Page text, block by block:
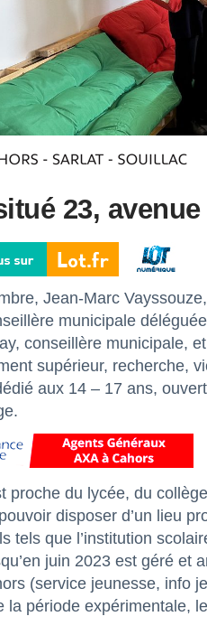
23,
Jean-Marc
municipale
conseillère municipale,
supérieur, recherche,
aux 14 – 17 ans,
proche du lycée, du
disposer d’un lieu
tels que l’institution
juin 2023 est géré et
(service jeunesse, info
la période expérimentale,